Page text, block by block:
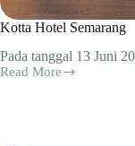
Kotta Hotel Semarang
Pada tanggal 13 Juni
Read More
Kotta